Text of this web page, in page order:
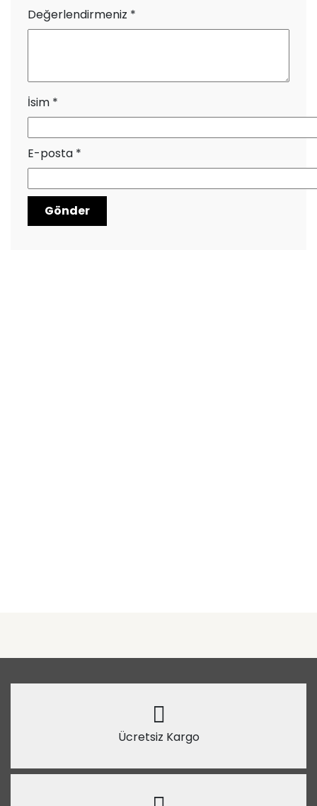
Değerlendirmeniz *
İsim *
E-posta *
Ücretsiz Kargo